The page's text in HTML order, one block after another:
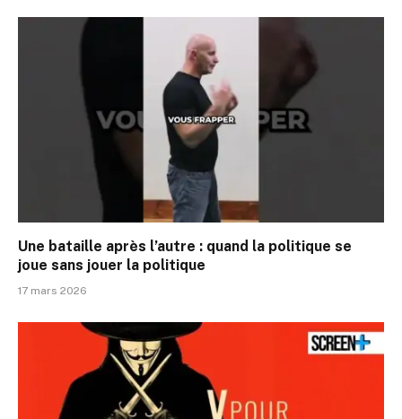
Une bataille après l’autre : quand la politique se
joue sans jouer la politique
17 mars 2026